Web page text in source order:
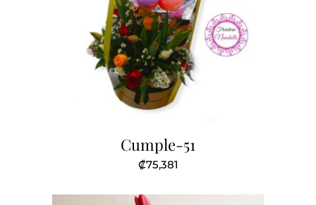
Cumple-51
₡75,381